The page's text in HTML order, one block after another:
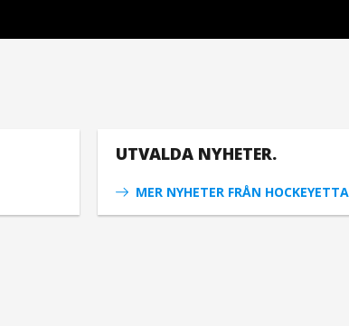
UTVALDA NYHETER.
MER NYHETER FRÅN